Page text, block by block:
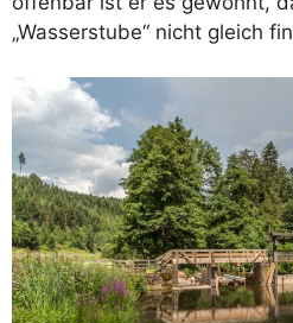
„Wasserstube“ nicht gleich